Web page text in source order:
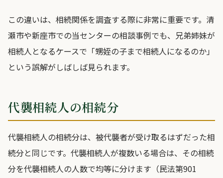
この違いは、相続関係を調査する際に非常に重要です。清
瀬市や新座市での当センターの相談事例でも、兄弟姉妹が
相続人となるケースで「甥姪の子まで相続人になるのか」
という誤解がしばしば見られます。
代襲相続人の相続分
代襲相続人の相続分は、被代襲者が受け取るはずだった相
続分と同じです。代襲相続人が複数いる場合は、その相続
分を代襲相続人の人数で均等に分けます（民法第901